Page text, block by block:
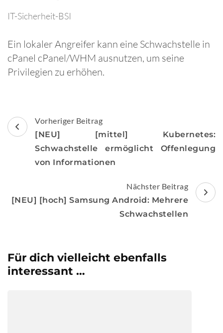
IT-Sicherheit-BSI
Ein lokaler Angreifer kann eine Schwachstelle in
cPanel cPanel/WHM ausnutzen, um seine
Privilegien zu erhöhen.
Beitragsnavigation
Vorheriger Beitrag
[NEU] [mittel] Kubernetes:
Schwachstelle ermöglicht Offenlegung
von Informationen
Nächster Beitrag
[NEU] [hoch] Samsung Android: Mehrere
Schwachstellen
Für dich vielleicht ebenfalls
interessant …